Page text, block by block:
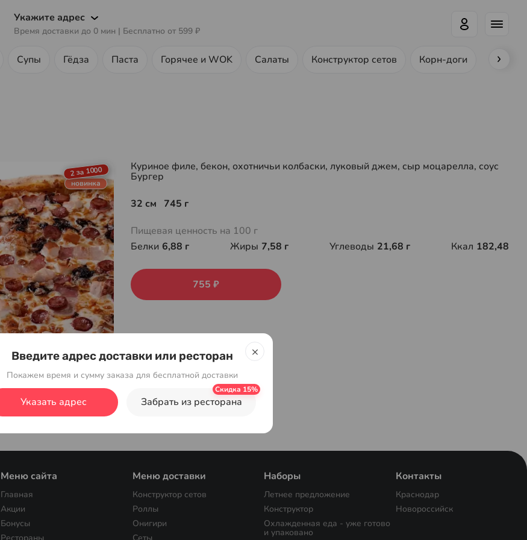
Укажите адрес
Время доставки до 0 мин | Бесплатно от 599 ₽
Супы Гёдза Паста Горячее и WOK Салаты Конструктор сетов Корн-доги Ролл-
2 за 1000
новинка
Куриное филе, бекон, охотничьи колбаски, луковый джем, сыр моцарелла, соус
Бургер
32 см 745 г
Пищевая ценность на 100 г
Белки 6,88 г Жиры 7,58 г Углеводы 21,68 г Ккал 182,48
755 ₽
Меню сайта
Главная
Акции
Бонусы
Контакты
Краснодар
Новороссийск
Меню доставки
Конструктор сетов
Роллы
Онигири
Наборы
Летнее предложение
Конструктор
Охлажденная еда - уже готово
и упаковано
Введите адрес доставки или ресторан
Покажем время и сумму заказа для бесплатной доставки
Указать адрес Забрать из ресторана